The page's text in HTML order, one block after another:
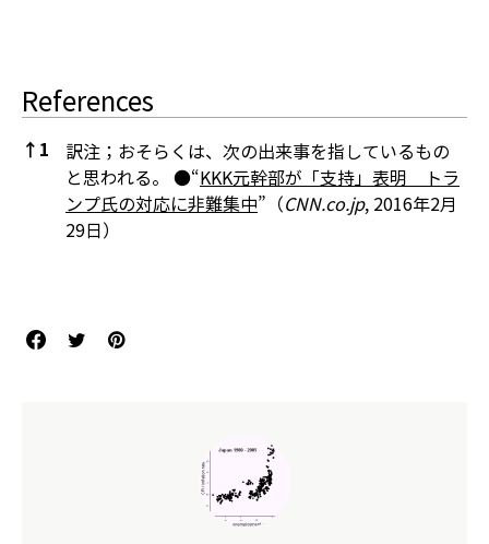
References
↑ 1
訳注；おそらくは、次の出来事を指しているもの
と思われる。 ●“KKK元幹部が「支持」表明 トラ
ンプ氏の対応に非難集中”（CNN.co.jp, 2016年2月
29日）